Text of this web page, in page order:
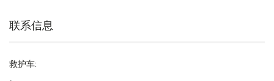
联系信息
救护车: